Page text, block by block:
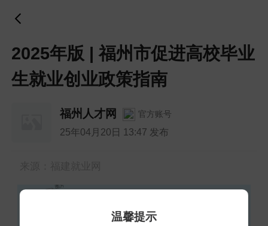
2025年版 | 福州市促进高校毕业
生就业创业政策指南
福州人才网 官方账号
25年04月20日 13:47 发布
温馨提示